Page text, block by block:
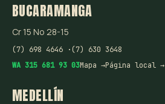
BUCARAMANGA
Cr 15 No 28-15
(7) 698 4646 ·(7) 630 3648
WA 315 681 93 03Mapa →Página local →
MEDELLÍN